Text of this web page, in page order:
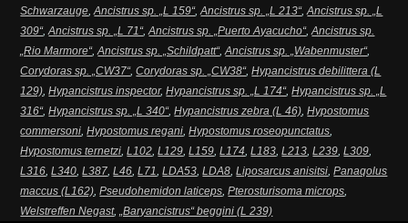
Schwarzauge,Ancistrus sp. „L 159“,Ancistrus sp. „L 213“,Ancistrus sp. „L
309“,Ancistrus sp. „L 71“,Ancistrus sp. „Puerto Ayacucho“,Ancistrus sp.
„Rio Marmore“,Ancistrus sp. „Schildpatt“,Ancistrus sp. „Wabenmuster“,
Corydoras sp. „CW37“,Corydoras sp. „CW38“,Hypancistrus debilittera (L
129),Hypancistrus inspector,Hypancistrus sp. „L 174“,Hypancistrus sp. „L
316“,Hypancistrus sp. „L 340“,Hypancistrus zebra (L 46),Hypostomus
commersoni,Hypostomus regani,Hypostomus roseopunctatus,
Hypostomus ternetzi,L102,L129,L159,L174,L183,L213,L239,L309,
L316,L340,L387,L46,L71,LDA53,LDA8,Liposarcus anisitsi,Panaqolus
maccus (L162),Pseudohemidon laticeps,Pterosturisoma microps,
Welstreffen Negast,„Baryancistrus“ beggini (L 239)